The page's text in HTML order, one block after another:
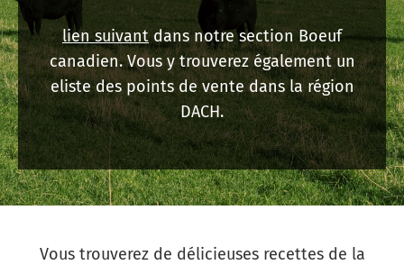
lien suivantdans notre section Boeuf
canadien. Vous y trouverez également un
eliste des points de vente dans la région
DACH.
Vous trouverez de délicieuses recettes de la